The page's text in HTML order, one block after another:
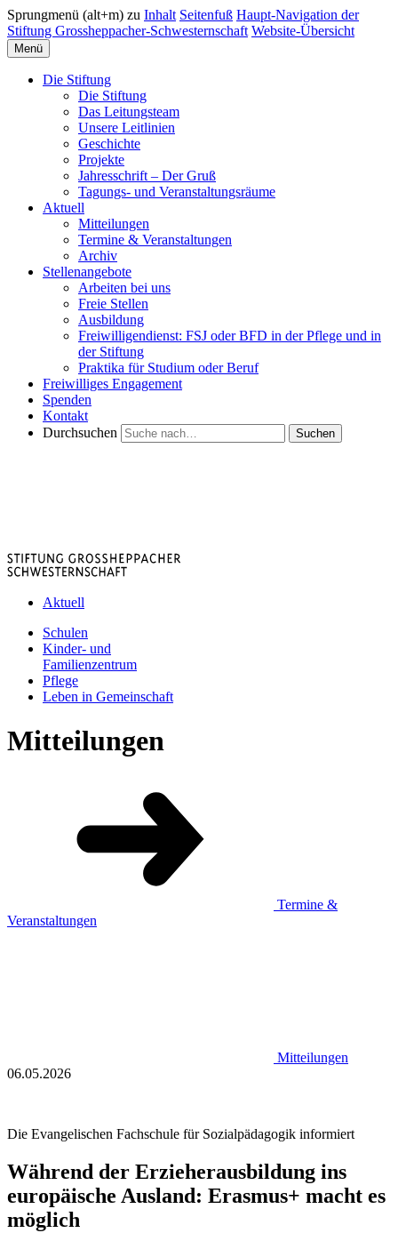
Sprungmenü (alt+m) zu Inhalt Seitenfuß Haupt-Navigation der
Stiftung Grossheppacher-Schwesternschaft Website-Übersicht
Menü
Die Stiftung
Die Stiftung
Das Leitungsteam
Unsere Leitlinien
Geschichte
Projekte
Jahresschrift – Der Gruß
Tagungs- und Veranstaltungsräume
Aktuell
Mitteilungen
Termine & Veranstaltungen
Archiv
Stellenangebote
Arbeiten bei uns
Freie Stellen
Ausbildung
Freiwilligendienst: FSJ oder BFD in der Pflege und in
der Stiftung
Praktika für Studium oder Beruf
Freiwilliges Engagement
Spenden
Kontakt
Durchsuchen
Suchen
Aktuell
Schulen
Kinder- und
Familienzentrum
Pflege
Leben in Gemeinschaft
Mitteilungen
Termine &
Veranstaltungen
Mitteilungen
06.05.2026
Die Evangelischen Fachschule für Sozialpädagogik informiert
Während der Erzieherausbildung ins
europäische Ausland: Erasmus+ macht es
möglich